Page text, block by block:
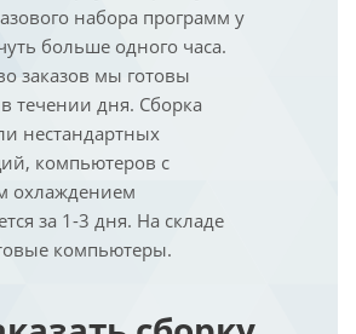
набора программ у
больше одного часа.
заказов мы готовы
течении дня. Сборка
нестандартных
компьютеров с
охлаждением
за 1-3 дня. На складе
компьютеры.